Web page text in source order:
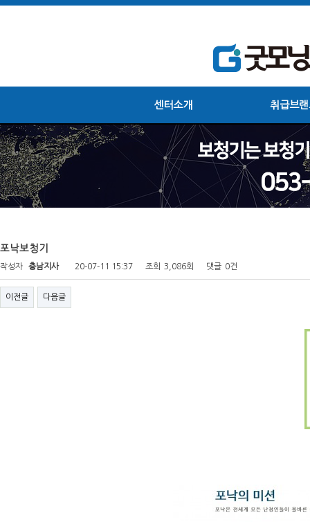
센터소개 취급브
포낙보청기
작성자 충남지사 20-07-11 15:37 조회 3,086회 댓글 0건
이전글 다음글